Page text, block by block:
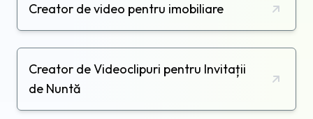
Creator de video pentru imobiliare
Creator de Videoclipuri pentru Invitații
de Nuntă